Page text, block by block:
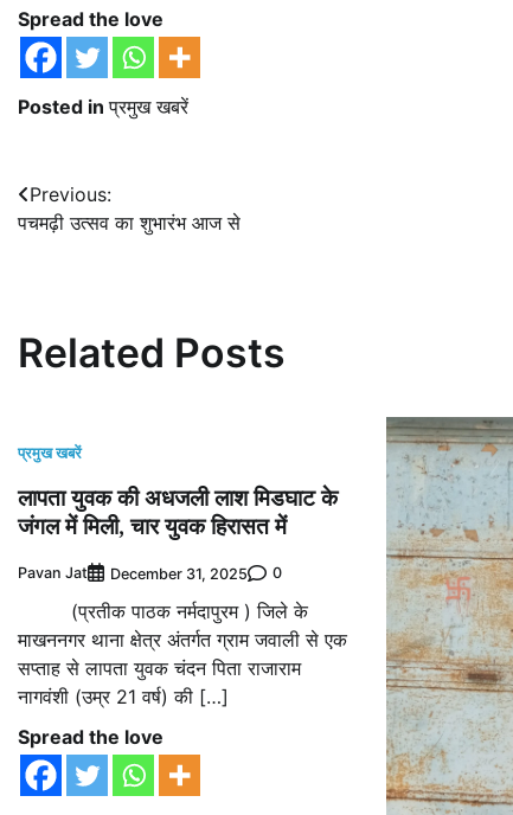
Spread the love
Posted inप्रमुख खबरें
Post
navigation
Previous:
पचमढ़ी उत्सव का शुभारंभ आज से
Related Posts
प्रमुख खबरें
लापता युवक की अधजली लाश मिडघाट के
जंगल में मिली, चार युवक हिरासत में
Pavan Jat December 31, 2025 0
(प्रतीक पाठक नर्मदापुरम ) जिले के
माखननगर थाना क्षेत्र अंतर्गत ग्राम जवाली से एक
सप्ताह से लापता युवक चंदन पिता राजाराम
नागवंशी (उम्र 21 वर्ष) की […]
Spread the love